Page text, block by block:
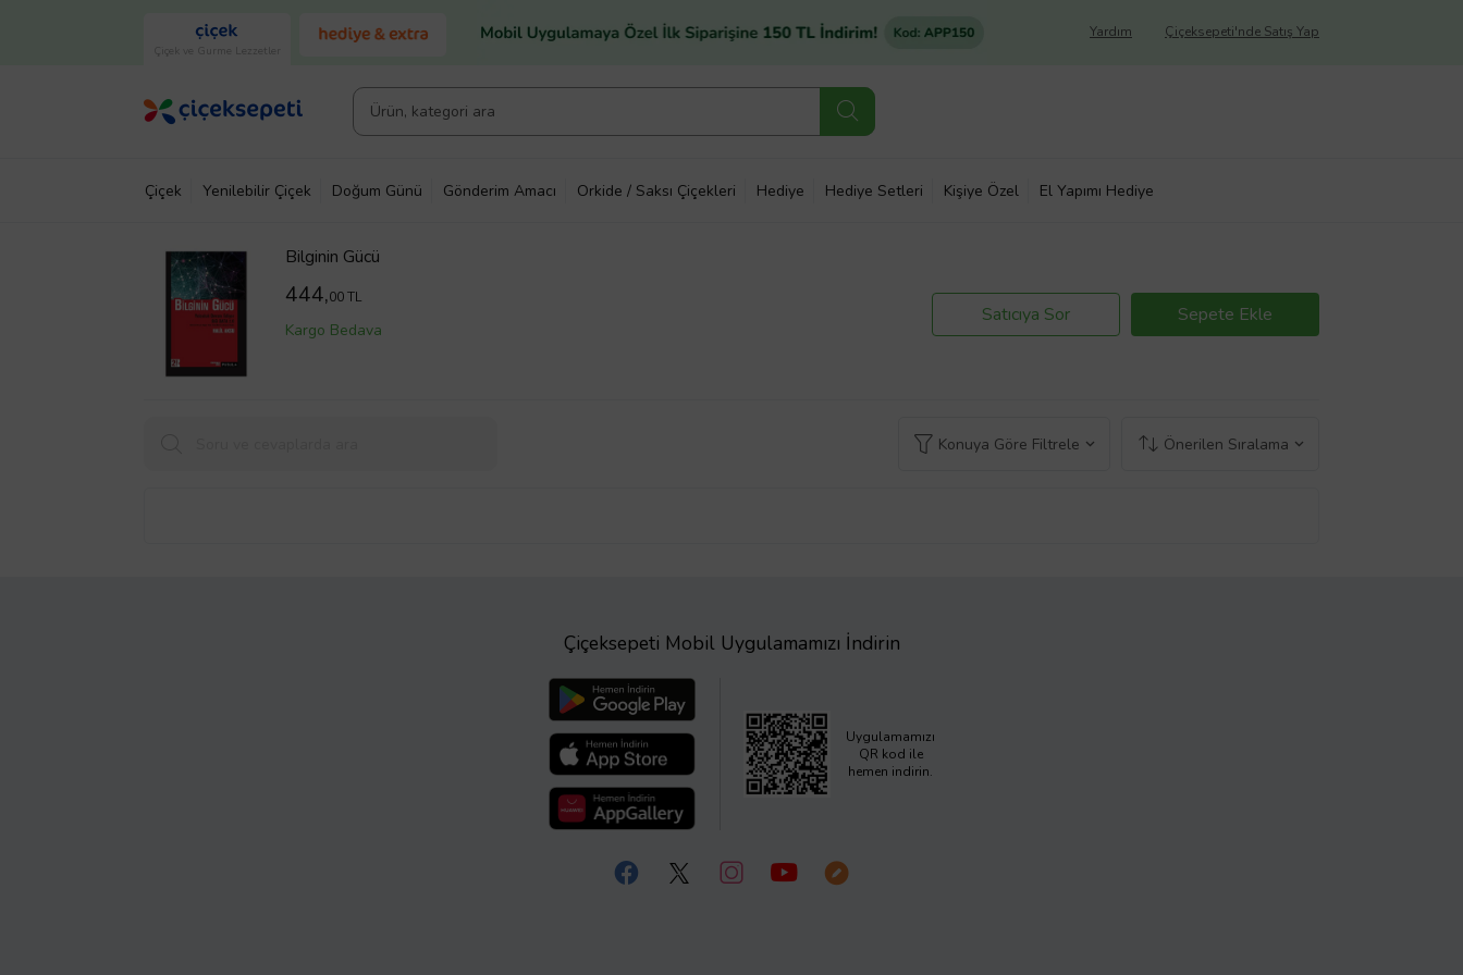
Çiçek ve Gurme Lezzetler
Çiçeksepeti'nde Satış Yap
Yardım
Çiçek Yenilebilir Çiçek Doğum Günü Gönderim Amacı Orkide / Saksı Çiçekleri Hediye Hediye Setleri Kişiye Özel El Yapımı Hediye
Bilginin Gücü
444,00 TL
Kargo Bedava
Satıcıya Sor Sepete Ekle
Konuya Göre Filtrele Önerilen Sıralama
Çiçeksepeti Mobil Uygulamamızı İndirin
Uygulamamızı
QR kod ile
hemen indirin.